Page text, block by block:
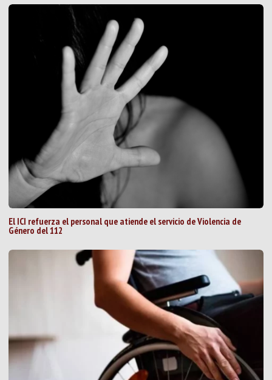
El ICI refuerza el personal que atiende el servicio de Violencia de
Género del 112